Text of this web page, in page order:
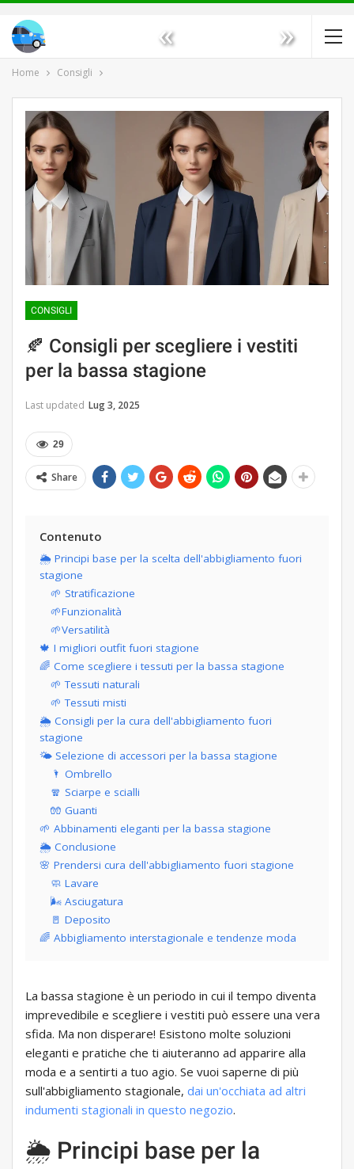
« »
Home Consigli
CONSIGLI
🍂 Consigli per scegliere i vestiti
per la bassa stagione
Last updated Lug 3, 2025
29
Share
Contenuto
🌦 Principi base per la scelta dell'abbigliamento fuori
stagione
🌱 Stratificazione
🌱Funzionalità
🌱Versatilità
🍁 I migliori outfit fuori stagione
🌈 Come scegliere i tessuti per la bassa stagione
🌱 Tessuti naturali
🌱 Tessuti misti
🌦 Consigli per la cura dell'abbigliamento fuori
stagione
🌤 Selezione di accessori per la bassa stagione
🌂 Ombrello
🧣 Sciarpe e scialli
🧤 Guanti
🌱 Abbinamenti eleganti per la bassa stagione
🌦 Conclusione
🌸 Prendersi cura dell'abbigliamento fuori stagione
🧼 Lavare
🌬 Asciugatura
🚪 Deposito
🌈 Abbigliamento interstagionale e tendenze moda
La bassa stagione è un periodo in cui il tempo diventa
imprevedibile e scegliere i vestiti può essere una vera
sfida. Ma non disperare! Esistono molte soluzioni
eleganti e pratiche che ti aiuteranno ad apparire alla
moda e a sentirti a tuo agio. Se vuoi saperne di più
sull'abbigliamento stagionale, dai un'occhiata ad altri
indumenti stagionali in questo negozio.
🌦 Principi base per la